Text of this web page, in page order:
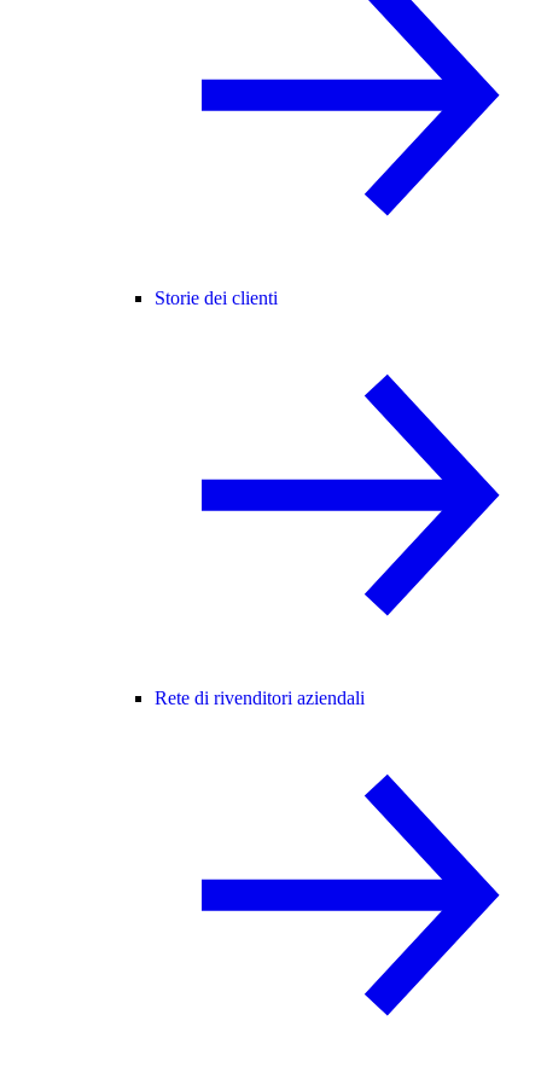
Storie dei clienti
Rete di rivenditori aziendali